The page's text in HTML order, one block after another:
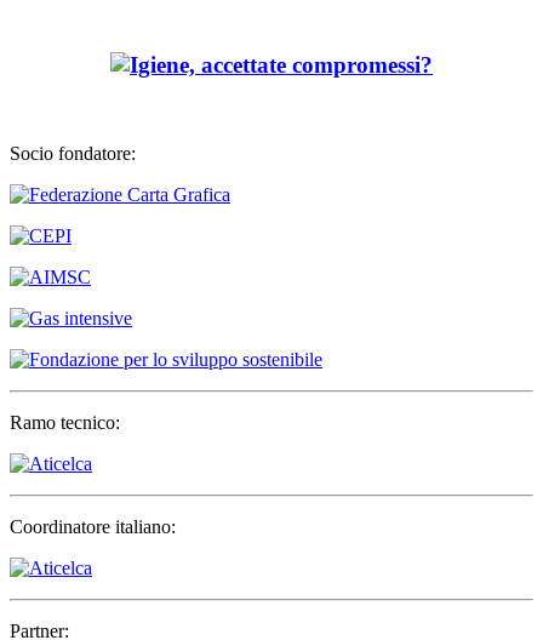
Socio fondatore:
Ramo tecnico:
Coordinatore italiano:
Partner: